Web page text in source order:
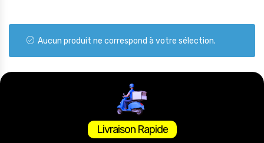
Aucun produit ne correspond à votre sélection.
Livraison Rapide